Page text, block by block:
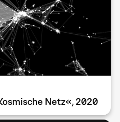
Netz«, 2020